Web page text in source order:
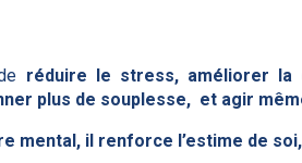
réduire le stress, améliorer la
plus de souplesse, et agir
mental, il renforce l’estime de